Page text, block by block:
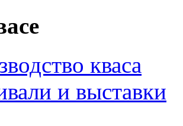
кваса
и выставки